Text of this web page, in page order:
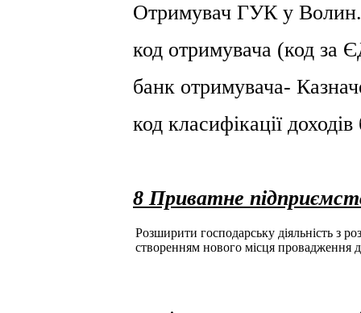
Отримувач ГУК у
код отримувача (код
банк отримувача-
код класифікації
8 Приватне
Розширити господарську діяльність з
створенням нового місця провадження